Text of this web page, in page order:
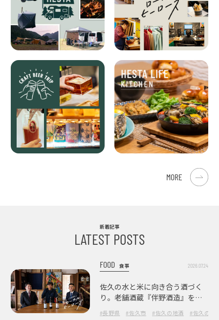
MORE
新着記事
LATEST POSTS
FOOD 食事 2026.07.24
佐久の水と米に向き合う酒づく
り。老舗酒蔵『伴野酒造』を訪
ねて
#長野県 #佐久市 #佐久の地酒 #佐久の酒